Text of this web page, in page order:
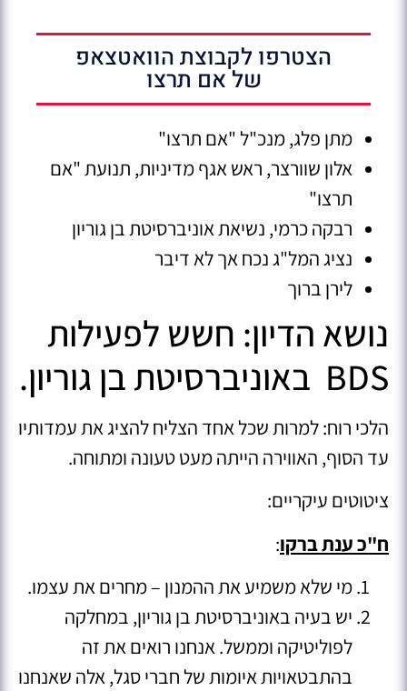
הצטרפו לקבוצת הוואטצאפ
של אם תרצו
מתן פלג, מנכ"ל "אם תרצו"
אלון שוורצר, ראש אגף מדיניות, תנועת "אם
תרצו"
רבקה כרמי, נשיאת אוניברסיטת בן גוריון
נציג המל"ג נכח אך לא דיבר
לירן ברוך
נושא הדיון: חשש לפעילות
BDS באוניברסיטת בן גוריון.
הלכי רוח: למרות שכל אחד הצליח להציג את עמדותיו
עד הסוף, האווירה הייתה מעט טעונה ומתוחה.
ציטוטים עיקריים:
ח"כ ענת ברקו:
מי שלא משמיע את ההמנון – מחרים את עצמו.
יש בעיה באוניברסיטת בן גוריון, במחלקה
לפוליטיקה וממשל. אנחנו רואים את זה
בהתבטאויות איומות של חברי סגל, אלה שאנחנו